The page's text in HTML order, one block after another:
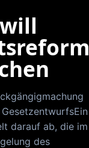
darauf ab, die im
des